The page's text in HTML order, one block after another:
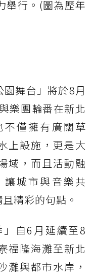
舉行。(圖為歷年
舞台」將於8月
樂團輪番在新北
僅擁有廣闊草
上設施，更是大
域，而且活動融
城市與音樂共
精彩的句點。
」自6月延續至8
福隆海灘至新北
灘與都市水岸，